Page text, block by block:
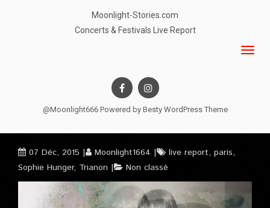
Moonlight-Stories.com
Concerts & Festivals Live Report
@Moonlight666 Powered by Besty WordPress Theme
07 Déc, 2015 Moonlight1664 live report, paris,
Sophie Hunger, Trianon Non classé